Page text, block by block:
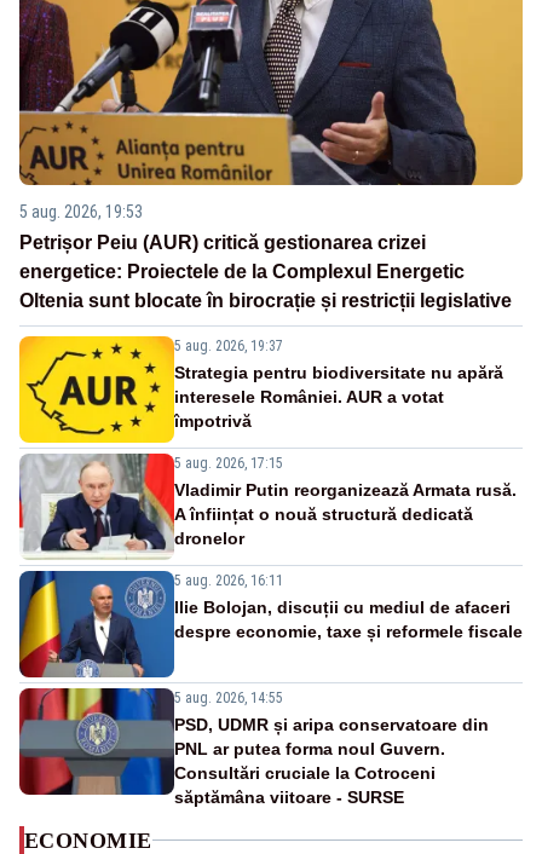
5 aug. 2026, 19:53
Petrișor Peiu (AUR) critică gestionarea crizei
energetice: Proiectele de la Complexul Energetic
Oltenia sunt blocate în birocrație și restricții legislative
5 aug. 2026, 19:37
Strategia pentru biodiversitate nu apără
interesele României. AUR a votat
împotrivă
5 aug. 2026, 17:15
Vladimir Putin reorganizează Armata rusă.
A înființat o nouă structură dedicată
dronelor
5 aug. 2026, 16:11
Ilie Bolojan, discuții cu mediul de afaceri
despre economie, taxe și reformele fiscale
5 aug. 2026, 14:55
PSD, UDMR și aripa conservatoare din
PNL ar putea forma noul Guvern.
Consultări cruciale la Cotroceni
săptămâna viitoare - SURSE
ECONOMIE